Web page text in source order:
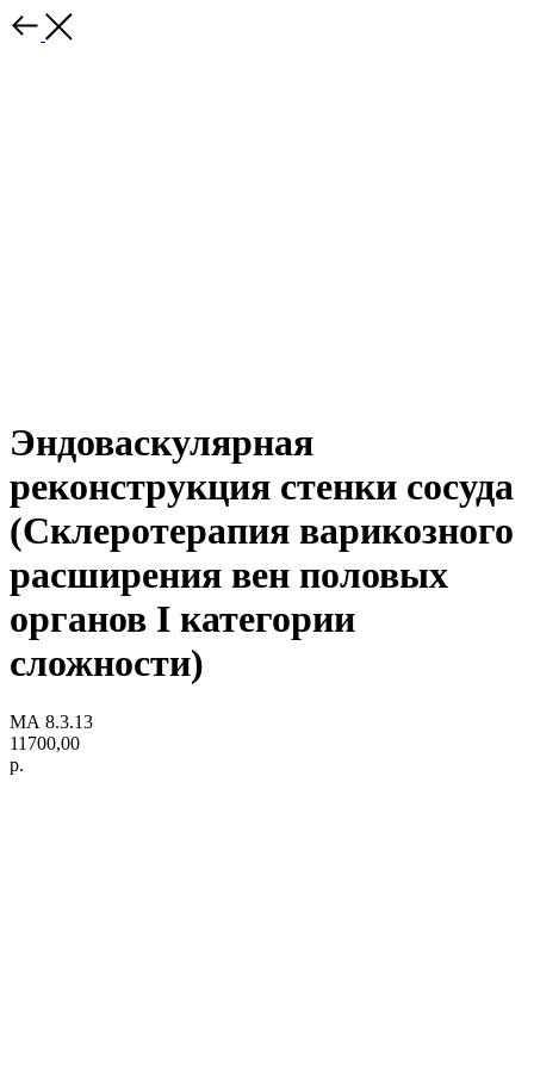
Эндоваскулярная
реконструкция стенки сосуда
(Склеротерапия варикозного
расширения вен половых
органов I категории
сложности)
МА 8.3.13
11700,00
р.